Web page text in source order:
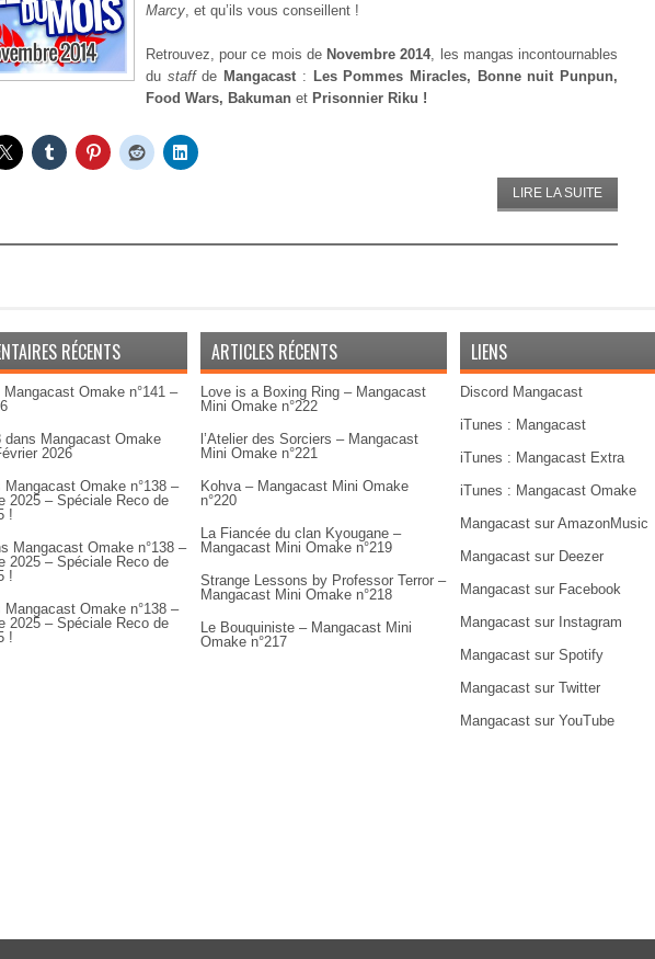
Marcy, et qu’ils vous conseillent !
Retrouvez, pour ce mois de Novembre 2014, les mangas incontournables
du staffde Mangacast : Les Pommes Miracles, Bonne nuit Punpun,
Food Wars, Bakuman et Prisonnier Riku !
LIRE LA SUITE
RÉCENTS
Mangacast Omake n°141 –
dans Mangacast Omake
2026
Mangacast Omake n°138 –
2025 – Spéciale Reco de
!
Mangacast Omake n°138 –
2025 – Spéciale Reco de
!
Mangacast Omake n°138 –
2025 – Spéciale Reco de
!
ARTICLES RÉCENTS
Love is a Boxing Ring – Mangacast
Mini Omake n°222
l’Atelier des Sorciers – Mangacast
Mini Omake n°221
Kohva – Mangacast Mini Omake
n°220
La Fiancée du clan Kyougane –
Mangacast Mini Omake n°219
Strange Lessons by Professor Terror –
Mangacast Mini Omake n°218
Le Bouquiniste – Mangacast Mini
Omake n°217
LIENS
Discord Mangacast
iTunes : Mangacast
iTunes : Mangacast Extra
iTunes : Mangacast Omake
Mangacast sur AmazonMusic
Mangacast sur Deezer
Mangacast sur Facebook
Mangacast sur Instagram
Mangacast sur Spotify
Mangacast sur Twitter
Mangacast sur YouTube